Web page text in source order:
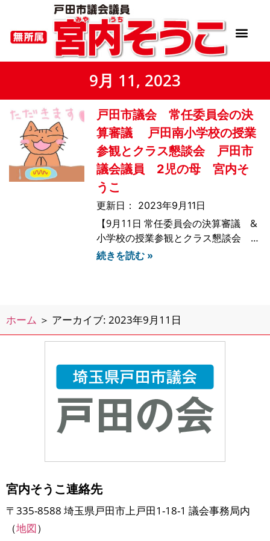
9月 11, 2023
戸田市議会 常任委員会の決
算審議 戸田南小学校の授業
参観とクラス懇談会 戸田市
議会議員 2児の母 宮内そ
うこ
2023年9月11日
【9月11日 常任委員会の決算審議 &
小学校の授業参観とクラス懇談会 &
お弁当の日】こんばんは今日は朝9時
続きを読む »
ホーム ＞ アーカイブ: 2023年9月11日
宮内そうこ連絡先
〒335-8588 埼玉県戸田市上戸田1-18-1 議会事務局内
（地図）